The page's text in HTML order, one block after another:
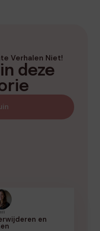
Verhalen Niet!
deze
en